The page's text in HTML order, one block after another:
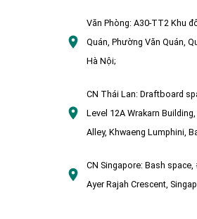
Văn Phòng:A30-TT2 Khu
Quán, Phường Văn Quán,
Hà Nội;
CN Thái Lan: Draftboard
Level 12A Wrakarn
Alley, Khwaeng Lumphini,
CN Singapore: Bash space,
Ayer Rajah Crescent,